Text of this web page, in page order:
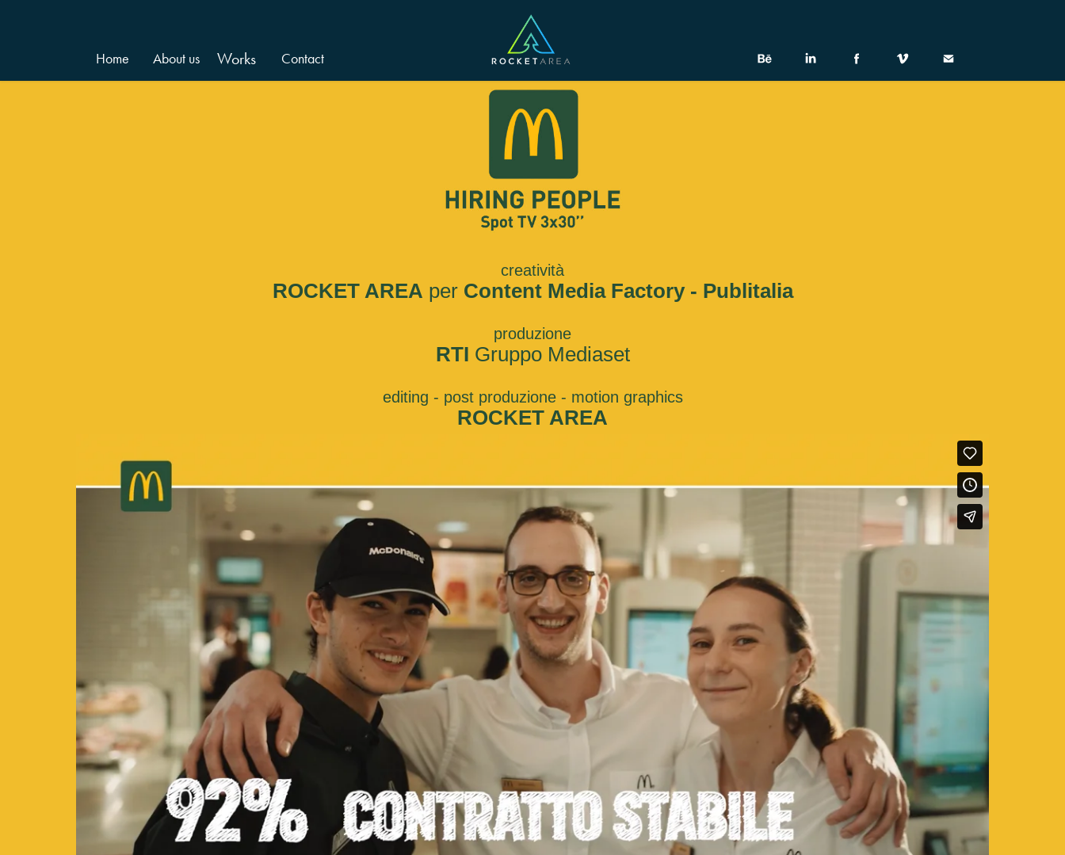
Home About us Works Contact
creatività
ROCKET AREA per Content Media Factory - Publitalia
produzione
RTI Gruppo Mediaset
editing - post produzione - motion graphics
ROCKET AREA